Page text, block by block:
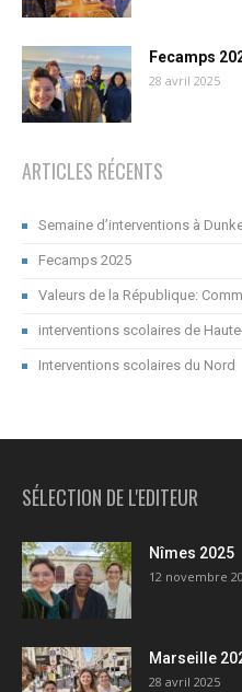
Fecamps
28 avril 2025
ARTICLES RÉCENTS
Semaine d’interventions à
Fecamps 2025
Valeurs de la République:
interventions scolaires de
Interventions scolaires du Nord
SÉLECTION DE L'EDITEUR
Nîmes 2025
12 novembre
Marseille
28 avril 2025